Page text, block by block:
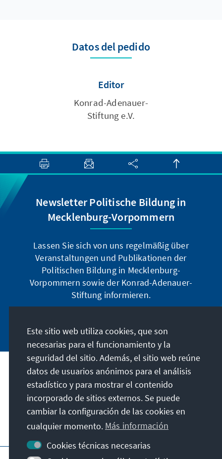
Datos del pedido
Editor
Konrad-Adenauer-
Stiftung e.V.
Newsletter Politische Bildung in
Mecklenburg-Vorpommern
Lassen Sie sich von uns regelmäßig über
Veranstaltungen und Publikationen der
Politischen Bildung in Mecklenburg-
Vorpommern sowie der Konrad-Adenauer-
Stiftung informieren.
Dirección
Contacto
Visita también
Este sitio web utiliza cookies, que son
necesarias para el funcionamiento y la
seguridad del sitio. Además, el sitio web reúne
datos de usuarios anónimos para el análisis
estadístico y para mostrar el contenido
incorporado de sitios externos. Se puede
cambiar la configuración de las cookies en
cualquier momento. Más información
Cookies técnicas necesarias